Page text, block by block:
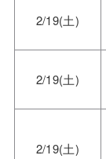
2/19(土)
2/19(土)
2/19(土)